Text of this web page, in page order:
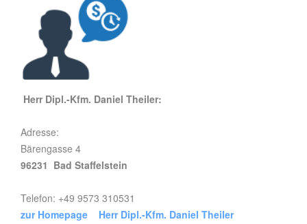
Herr Dipl.-Kfm. Daniel Theiler:
Adresse:
Bärengasse 4
96231 Bad Staffelstein
Telefon: +49 9573 310531
zur Homepage Herr Dipl.-Kfm. Daniel Theiler